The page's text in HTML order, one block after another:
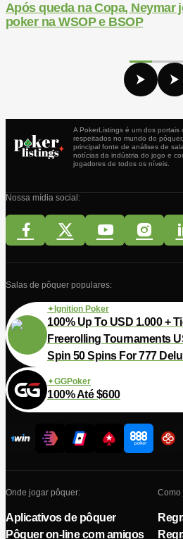
Após queda na Copa, Neymar
poker na WSOP e BSOP
A PokerListings é um dos portais
respeitados no mundo do
principal fonte de análises de
notícias da indústria do jogo e
jogadores de todos os níveis.
Nossa mídia social:
Salas de pôquer populares:
Ignition Poker
100% Up To USD 1.000 +
Freerolling Tournaments
Spin 50 Spins For 777
GGPoker
100% Até $600
Onde jogar pôquer:
Aplicativos de pôquer
Pôquer on-line com amigos
Como